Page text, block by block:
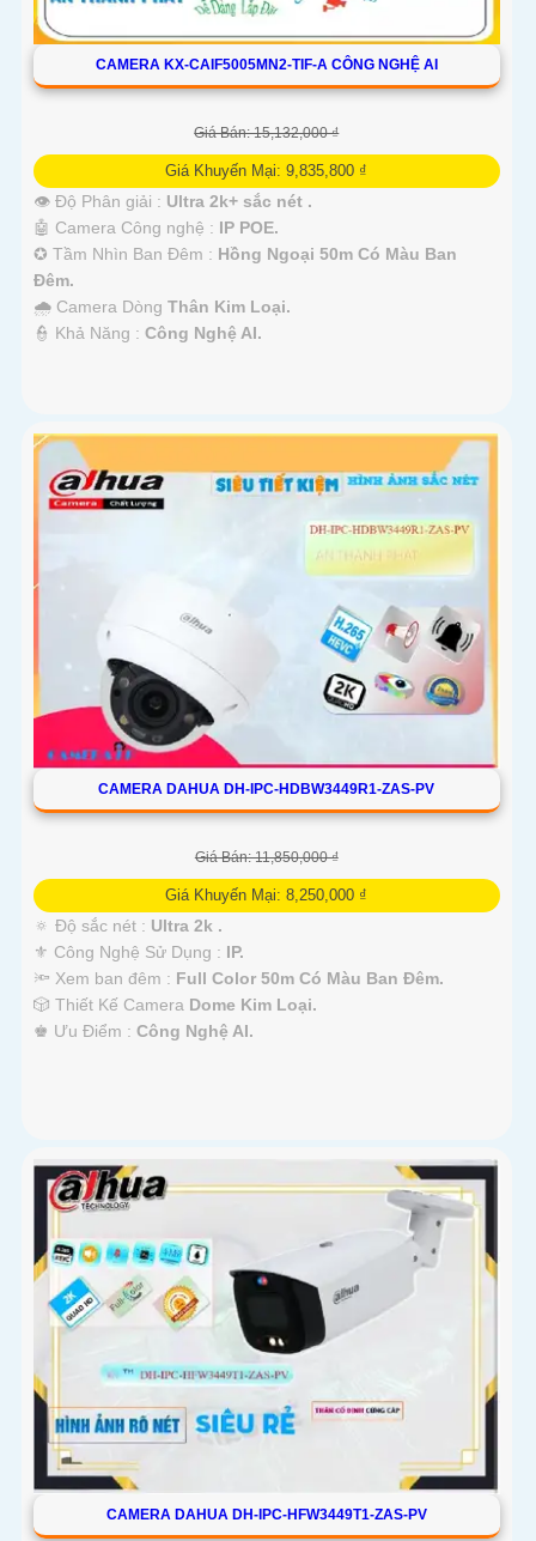
CAMERA KX-CAIF5005MN2-TIF-A CÔNG NGHỆ AI
Giá Bán: 15,132,000 ₫
Giá Khuyến Mại: 9,835,800 ₫
👁 Độ Phân giải : Ultra 2k+ sắc nét .
🤖️ Camera Công nghệ : IP POE.
✪ Tầm Nhìn Ban Đêm : Hồng Ngoại 50m Có Màu Ban
Đêm.
🌧️ Camera Dòng Thân Kim Loại.
️👮 Khả Năng : Công Nghệ AI.
CAMERA DAHUA DH-IPC-HDBW3449R1-ZAS-PV
Giá Bán: 11,850,000 ₫
Giá Khuyến Mại: 8,250,000 ₫
🔅 Độ sắc nét : Ultra 2k .
⚜️ Công Nghệ Sử Dụng : IP.
🔦 Xem ban đêm : Full Color 50m Có Màu Ban Đêm.
🎲 Thiết Kế Camera Dome Kim Loại.
️♚ Ưu Điểm : Công Nghệ AI.
CAMERA DAHUA DH-IPC-HFW3449T1-ZAS-PV